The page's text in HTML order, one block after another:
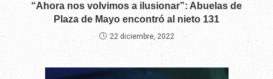
“Ahora nos volvimos a ilusionar”: Abuelas de
Plaza de Mayo encontró al nieto 131
22 diciembre, 2022